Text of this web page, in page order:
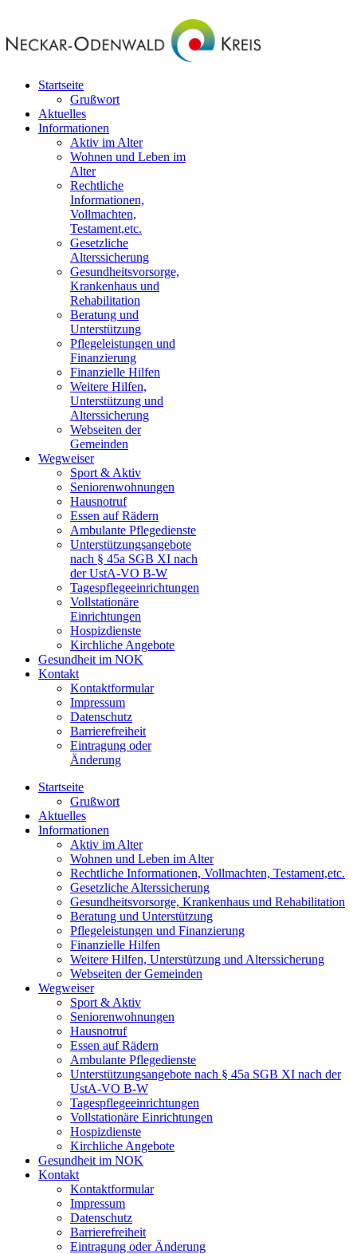
Startseite
Grußwort
Aktuelles
Informationen
Aktiv im Alter
Wohnen und Leben im
Alter
Rechtliche
Informationen,
Vollmachten,
Testament,etc.
Gesetzliche
Alterssicherung
Gesundheitsvorsorge,
Krankenhaus und
Rehabilitation
Beratung und
Unterstützung
Pflegeleistungen und
Finanzierung
Finanzielle Hilfen
Weitere Hilfen,
Unterstützung und
Alterssicherung
Webseiten der
Gemeinden
Wegweiser
Sport & Aktiv
Seniorenwohnungen
Hausnotruf
Essen auf Rädern
Ambulante Pflegedienste
Unterstützungsangebote
nach § 45a SGB XI nach
der UstA-VO B-W
Tagespflegeeinrichtungen
Vollstationäre
Einrichtungen
Hospizdienste
Kirchliche Angebote
Gesundheit im NOK
Kontakt
Kontaktformular
Impressum
Datenschutz
Barrierefreiheit
Eintragung oder
Änderung
Startseite
Grußwort
Aktuelles
Informationen
Aktiv im Alter
Wohnen und Leben im Alter
Rechtliche Informationen, Vollmachten, Testament,etc.
Gesetzliche Alterssicherung
Gesundheitsvorsorge, Krankenhaus und Rehabilitation
Beratung und Unterstützung
Pflegeleistungen und Finanzierung
Finanzielle Hilfen
Weitere Hilfen, Unterstützung und Alterssicherung
Webseiten der Gemeinden
Wegweiser
Sport & Aktiv
Seniorenwohnungen
Hausnotruf
Essen auf Rädern
Ambulante Pflegedienste
Unterstützungsangebote nach § 45a SGB XI nach der
UstA-VO B-W
Tagespflegeeinrichtungen
Vollstationäre Einrichtungen
Hospizdienste
Kirchliche Angebote
Gesundheit im NOK
Kontakt
Kontaktformular
Impressum
Datenschutz
Barrierefreiheit
Eintragung oder Änderung